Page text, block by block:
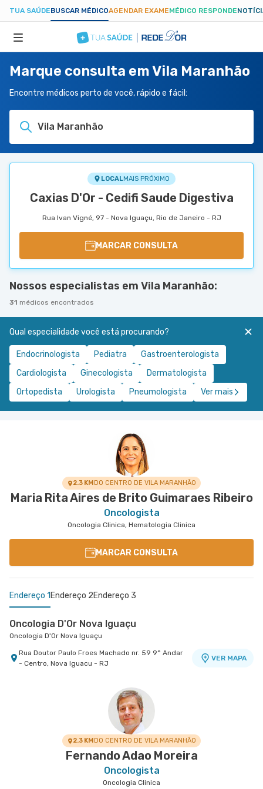
TUA SAÚDEBUSCAR MÉDICOAGENDAR EXAMEMÉDICO RESPONDE
ESPECIALIDADES
HOSPITAIS
TUASAUDE.COM
Marque consulta em Vila Maranhão
Encontre médicos perto de você, rápido e fácil:
Vila Maranhão
LOCALMAIS PRÓXIMO
Caxias D'Or - Cedifi Saude Digestiva
Rua Ivan Vigné, 97 - Nova Iguaçu, Rio de Janeiro - RJ
MARCAR CONSULTA
Nossos especialistas em Vila Maranhão:
31 médicos encontrados
Qual especialidade você está procurando?
Endocrinologista Pediatra
Gastroenterologista
Cardiologista
Ginecologista
Dermatologista
Ortopedista
Urologista Pneumologista Ver mais
2.3 KMDO CENTRO DE VILA MARANHÃO
Maria Rita Aires de Brito Guimaraes Ribeiro
Oncologista
Oncologia Clinica, Hematologia Clinica
MARCAR CONSULTA
Endereço 1 Endereço 2Endereço 3
Oncologia D'Or Nova Iguaçu
Oncologia D'Or Nova Iguaçu
Rua Doutor Paulo Froes Machado nr. 59 9° Andar
- Centro, Nova Iguacu - RJ
VER MAPA
Rua Soares Caldeira nr. 142 Lojas A e B -
Madureira, Rio de Janeiro - RJ
Rua Soares Caldeira nr. 142 Lojas A e B -
Madureira, Rio de Janeiro - RJ
2.3 KMDO CENTRO DE VILA MARANHÃO
Fernando Adao Moreira
Oncologista
Oncologia Clinica